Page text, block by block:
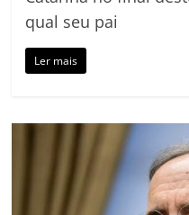
qual seu pai
Ler mais